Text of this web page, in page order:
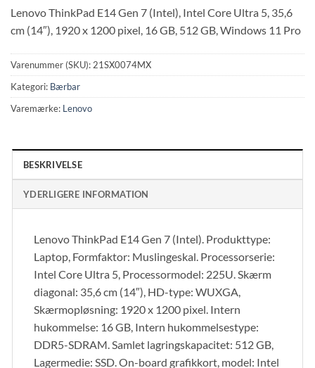
Lenovo ThinkPad E14 Gen 7 (Intel), Intel Core Ultra 5, 35,6
cm (14″), 1920 x 1200 pixel, 16 GB, 512 GB, Windows 11 Pro
Varenummer (SKU): 21SX0074MX
Kategori: Bærbar
Varemærke: Lenovo
BESKRIVELSE
YDERLIGERE INFORMATION
Lenovo ThinkPad E14 Gen 7 (Intel). Produkttype:
Laptop, Formfaktor: Muslingeskal. Processorserie:
Intel Core Ultra 5, Processormodel: 225U. Skærm
diagonal: 35,6 cm (14″), HD-type: WUXGA,
Skærmopløsning: 1920 x 1200 pixel. Intern
hukommelse: 16 GB, Intern hukommelsestype:
DDR5-SDRAM. Samlet lagringskapacitet: 512 GB,
Lagermedie: SSD. On-board grafikkort, model: Intel